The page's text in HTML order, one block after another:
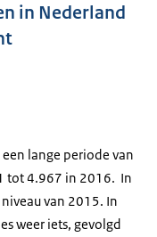
in Nederland
lange periode van
tot 4.967 in 2016. In
van 2015. In
weer iets, gevolgd